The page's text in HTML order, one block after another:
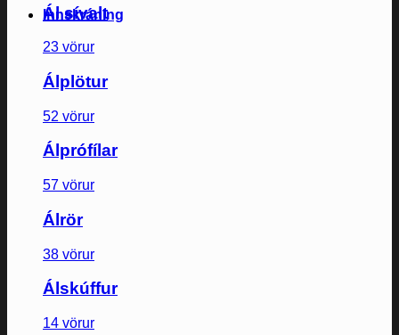
Innskráning
Ál sívalt
23 vörur
Álplötur
52 vörur
Álprófílar
57 vörur
Álrör
38 vörur
Álskúffur
14 vörur